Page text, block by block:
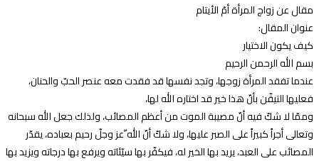
مقال عن زواج المرأة أمّ الأيتام
عنوان المقال:
كيف يكون الاختيار
بسم الله الرحمن الرحيم
عندما تفقد المرأة زوجها، وتجد نفسها قد فقدت معه عنصر الحبّ والحنان،
فعليها التيقّن بأنّ هذا خير قد اختاره الله لها،
وممّا لا شكّ فيه أنّ مصيبة الموت من أعظم المصائب، ولذلك جعل الله سبحانه
وتعالى أجراً كبيراً على الصبر عليها، ولا شكّ أنّ الله ّعز وجلّ رحيم بعباده، يقدّر
المصائب على العبد، يريد بها الخير له، فيكفّر بها سيّئاته ويرفع بها درجاته ويزيد بها